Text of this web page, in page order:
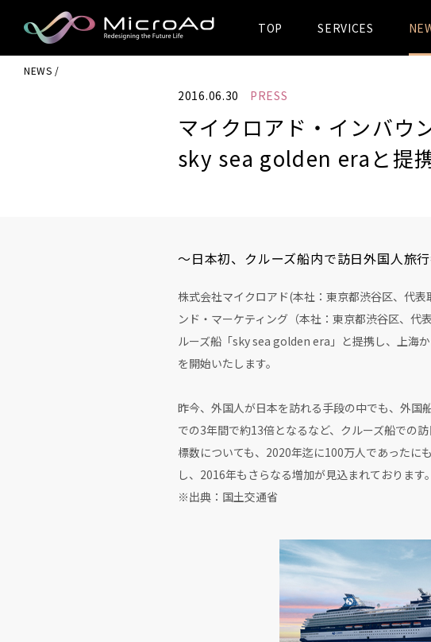
MicroAd -
Redesigning
the Future Life
TOP SERVICES
NEWS
2016.06.30 PRESS
マイクロアド・インバウ
sky sea golden eraと提
～日本初、クルーズ船内で訪日外国人旅
株式会社マイクロアド(本社：東京都渋谷区、代
ンド・マーケティング（本社：東京都渋谷区、
ルーズ船「sky sea golden era」と提携し、上海
を開始いたします。
昨今、外国人が日本を訪れる手段の中でも、外国
での3年間で約13倍となるなど、クルーズ船での
標数についても、2020年迄に100万人であったに
し、2016年もさらなる増加が見込まれております。
※出典：国土交通省